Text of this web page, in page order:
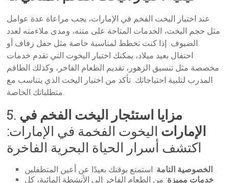
عند اختيار اليخت الفخم في الإمارات، يجب مراعاة عدة عوامل
مثل حجم اليخت، الخدمات المتاحة على متنه، ومدى ملاءمته لعدد
الضيوف. إذا كنت تخطط لمناسبة خاصة مثل حفل زفاف أو
احتفال بعيد ميلاد، يمكنك اختيار اليخوت التي تقدم خدمات
مخصصة مثل تنسيق الزهور، تقديم الطعام الفاخر، وكذلك الطاقم
المدرب لتلبية احتياجاتك. تأكد من اختيار اليخت الذي يتناسب مع
متطلباتك الخاصة.
5. مزايا استئجار اليخت الفخم في
الإمارات اليخوت الفخمة في الإمارات:
اكتشف أسرار الحياة البحرية الفاخرة
الخصوصية التامة: استمتع بوقتك بعيدًا عن أعين المتطفلين.
خدمات مميزة: من الطعام الفاخر إلى الأنشطة المائية، كل